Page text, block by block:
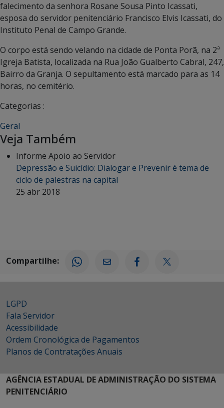
falecimento da senhora Rosane Sousa Pinto Icassati,
esposa do servidor penitenciário Francisco Elvis Icassati, do
Instituto Penal de Campo Grande.
O corpo está sendo velando na cidade de Ponta Porã, na 2ª
Igreja Batista, localizada na Rua João Gualberto Cabral, 247,
Bairro da Granja. O sepultamento está marcado para as 14
horas, no cemitério.
Categorias :
Geral
Veja Também
Informe Apoio ao Servidor
Depressão e Suicídio: Dialogar e Prevenir é tema de
ciclo de palestras na capital
25 abr 2018
Compartilhe:
LGPD
Fala Servidor
Acessibilidade
Ordem Cronológica de Pagamentos
Planos de Contratações Anuais
AGÊNCIA ESTADUAL DE ADMINISTRAÇÃO DO SISTEMA
PENITENCIÁRIO